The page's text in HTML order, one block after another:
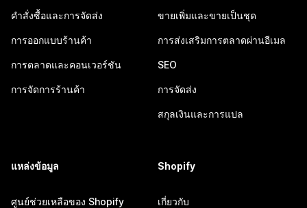
คำสั่งซื้อและการจัดส่ง
การออกแบบร้านค้า
การตลาดและคอนเวอร์ชัน
การจัดการร้านค้า
ขายเพิ่มและขายเป็นชุด
การส่งเสริมการตลาดผ่านอีเมล
SEO
การจัดส่ง
สกุลเงินและการแปล
แหล่งข้อมูล
ศูนย์ช่วยเหลือของ Shopify
Shopify
เกี่ยวกับ